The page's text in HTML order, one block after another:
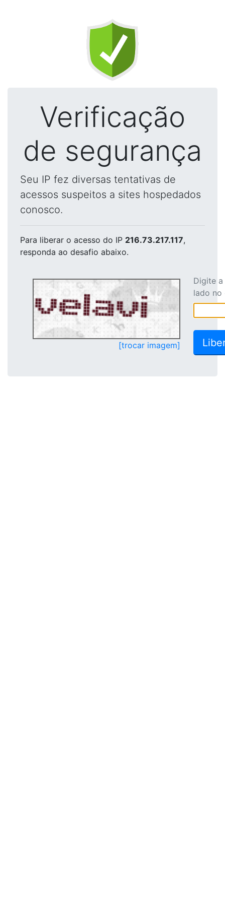
Verificação
de segurança
Seu IP fez diversas tentativas de
acessos suspeitos a sites hospedados
conosco.
Para liberar o acesso do IP 216.73.217.117,
responda ao desafio abaixo.
[trocar imagem]
Digite
lado no